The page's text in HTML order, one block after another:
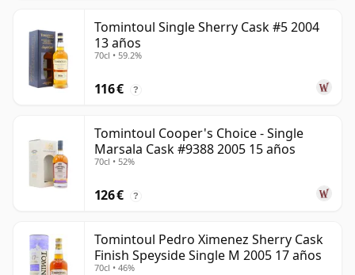
Tomintoul Single Sherry Cask #5 2004
13 años
70cl • 59.2%
116 € ?
Tomintoul Cooper's Choice - Single
Marsala Cask #9388 2005 15 años
70cl • 52%
126 € ?
Tomintoul Pedro Ximenez Sherry Cask
Finish Speyside Single M 2005 17 años
70cl • 46%